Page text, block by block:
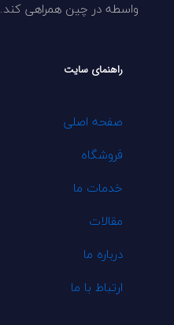
واسطه در چین همراهی کند.
راهنمای سایت
صفحه اصلی
فروشگاه
خدمات ما
مقالات
درباره ما
ارتباط با ما